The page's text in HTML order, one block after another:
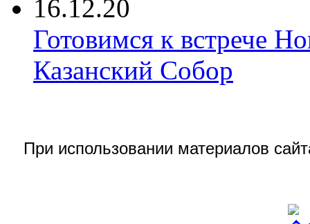
16.12.20
Готовимся к встрече
Казанский Собор
При использовании материалов